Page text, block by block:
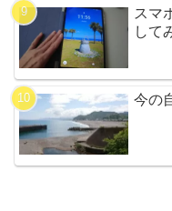
スマ
して
今の